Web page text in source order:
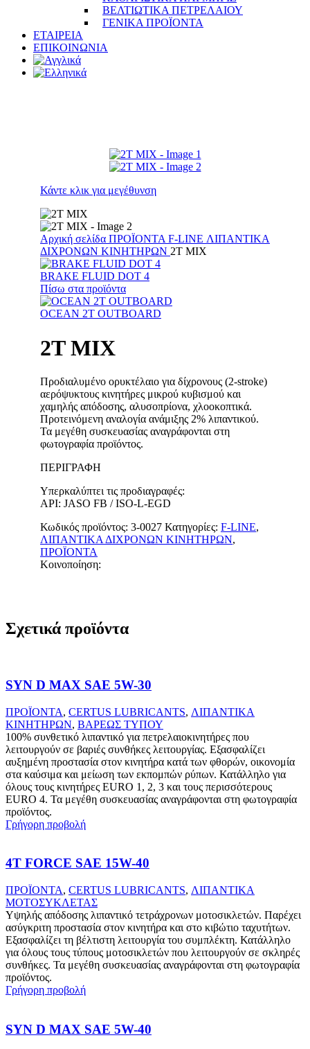
ΒΕΛΤΙΩΤΙΚΑ ΠΕΤΡΕΛΑΙΟΥ
ΓΕΝΙΚΑ ΠΡΟΪΟΝΤΑ
ΕΤΑΙΡΕΙΑ
ΕΠΙΚΟΙΝΩΝΙΑ
Κάντε κλικ για μεγέθυνση
Αρχική σελίδα ΠΡΟΪΟΝΤΑ F-LINE ΛΙΠΑΝΤΙΚΑ
ΔΙΧΡΟΝΩΝ ΚΙΝΗΤΗΡΩΝ 2T MIX
BRAKE FLUID DOT 4
Πίσω στα προϊόντα
OCEAN 2T OUTBOARD
2T MIX
Προδιαλυμένο ορυκτέλαιο για δίχρονους (2-stroke)
αερόψυκτους κινητήρες μικρού κυβισμού και
χαμηλής απόδοσης, αλυσοπρίονα, χλοοκοπτικά.
Προτεινόμενη αναλογία ανάμιξης 2% λιπαντικού.
Τα μεγέθη συσκευασίας αναγράφονται στη
φωτογραφία προϊόντος.
ΠΕΡΙΓΡΑΦΉ
Υπερκαλύπτει τις προδιαγραφές:
API: JASO FB / ISO-L-EGD
Κωδικός προϊόντος: 3-0027 Κατηγορίες: F-LINE,
ΛΙΠΑΝΤΙΚΑ ΔΙΧΡΟΝΩΝ ΚΙΝΗΤΗΡΩΝ,
ΠΡΟΪΟΝΤΑ
Κοινοποίηση:
Σχετικά προϊόντα
SYN D MAX SAE 5W-30
ΠΡΟΪΟΝΤΑ, CERTUS LUBRICANTS, ΛΙΠΑΝΤΙΚΑ
ΚΙΝΗΤΗΡΩΝ, ΒΑΡΕΩΣ ΤΥΠΟΥ
100% συνθετικό λιπαντικό για πετρελαιοκινητήρες που
λειτουργούν σε βαριές συνθήκες λειτουργίας. Εξασφαλίζει
αυξημένη προστασία στον κινητήρα κατά των φθορών, οικονομία
στα καύσιμα και μείωση των εκπομπών ρύπων. Κατάλληλο για
όλους τους κινητήρες EURO 1, 2, 3 και τους περισσότερους
EURO 4. Τα μεγέθη συσκευασίας αναγράφονται στη φωτογραφία
προϊόντος.
Γρήγορη προβολή
4T FORCE SAE 15W-40
ΠΡΟΪΟΝΤΑ, CERTUS LUBRICANTS, ΛΙΠΑΝΤΙΚΑ
ΜΟΤΟΣΥΚΛΕΤΑΣ
Υψηλής απόδοσης λιπαντικό τετράχρονων μοτοσικλετών. Παρέχει
ασύγκριτη προστασία στον κινητήρα και στο κιβώτιο ταχυτήτων.
Εξασφαλίζει τη βέλτιστη λειτουργία του συμπλέκτη. Κατάλληλο
για όλους τους τύπους μοτοσικλετών που λειτουργούν σε σκληρές
συνθήκες. Τα μεγέθη συσκευασίας αναγράφονται στη φωτογραφία
προϊόντος.
Γρήγορη προβολή
SYN D MAX SAE 5W-40